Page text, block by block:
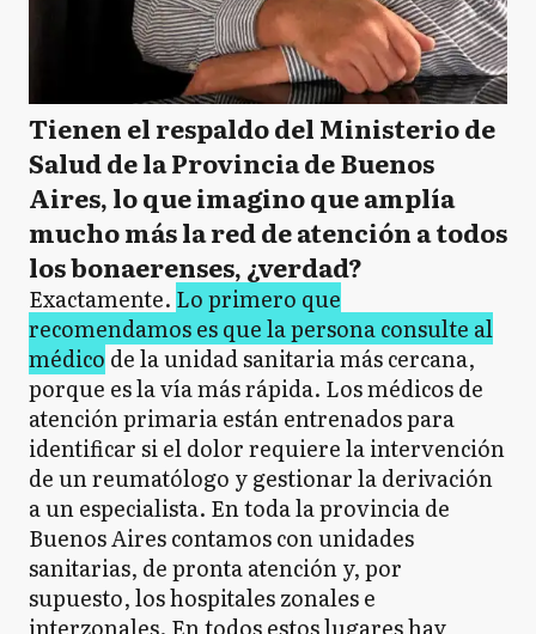
Tienen el respaldo del Ministerio de
Salud de la Provincia de Buenos
Aires, lo que imagino que amplía
mucho más la red de atención a todos
los bonaerenses, ¿verdad?
Exactamente. Lo primero que
recomendamos es que la persona consulte al
médico de la unidad sanitaria más cercana,
porque es la vía más rápida. Los médicos de
atención primaria están entrenados para
identificar si el dolor requiere la intervención
de un reumatólogo y gestionar la derivación
a un especialista. En toda la provincia de
Buenos Aires contamos con unidades
sanitarias, de pronta atención y, por
supuesto, los hospitales zonales e
interzonales. En todos estos lugares hay